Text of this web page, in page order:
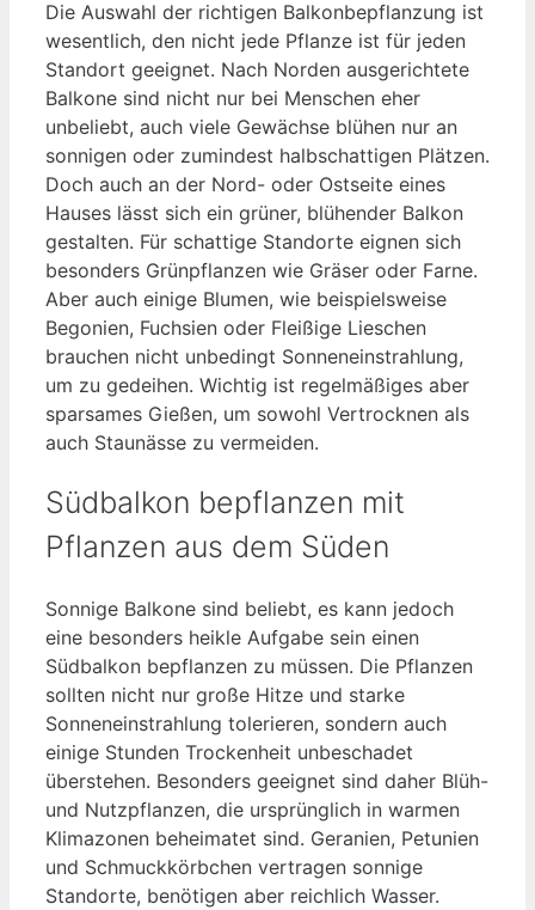
Die Auswahl der richtigen Balkonbepflanzung ist
wesentlich, den nicht jede Pflanze ist für jeden
Standort geeignet. Nach Norden ausgerichtete
Balkone sind nicht nur bei Menschen eher
unbeliebt, auch viele Gewächse blühen nur an
sonnigen oder zumindest halbschattigen Plätzen.
Doch auch an der Nord- oder Ostseite eines
Hauses lässt sich ein grüner, blühender Balkon
gestalten. Für schattige Standorte eignen sich
besonders Grünpflanzen wie Gräser oder Farne.
Aber auch einige Blumen, wie beispielsweise
Begonien, Fuchsien oder Fleißige Lieschen
brauchen nicht unbedingt Sonneneinstrahlung,
um zu gedeihen. Wichtig ist regelmäßiges aber
sparsames Gießen, um sowohl Vertrocknen als
auch Staunässe zu vermeiden.
Südbalkon bepflanzen mit
Pflanzen aus dem Süden
Sonnige Balkone sind beliebt, es kann jedoch
eine besonders heikle Aufgabe sein einen
Südbalkon bepflanzen zu müssen. Die Pflanzen
sollten nicht nur große Hitze und starke
Sonneneinstrahlung tolerieren, sondern auch
einige Stunden Trockenheit unbeschadet
überstehen. Besonders geeignet sind daher Blüh-
und Nutzpflanzen, die ursprünglich in warmen
Klimazonen beheimatet sind. Geranien, Petunien
und Schmuckkörbchen vertragen sonnige
Standorte, benötigen aber reichlich Wasser.